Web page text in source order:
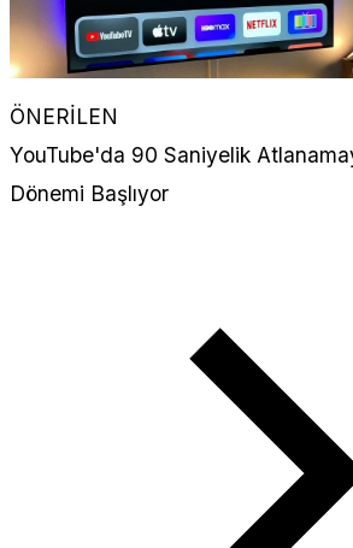
ÖNERİLEN
YouTube'da 90 Saniyelik
Dönemi Başlıyor